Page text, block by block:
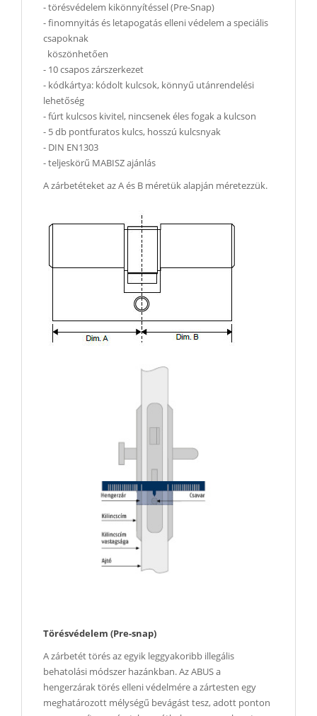
- törésvédelem kikönnyítéssel (Pre-Snap)
- finomnyitás és letapogatás elleni védelem a speciális
csapoknak
köszönhetően
- 10 csapos zárszerkezet
- kódkártya: kódolt kulcsok, könnyű utánrendelési
lehetőség
- fúrt kulcsos kivitel, nincsenek éles fogak a kulcson
- 5 db pontfuratos kulcs, hosszú kulcsnyak
- DIN EN1303
- teljeskörű MABISZ ajánlás
A zárbetéteket az A és B méretük alapján méretezzük.
Törésvédelem (Pre-snap)
A zárbetét törés az egyik leggyakoribb illegális
behatolási módszer hazánkban. Az ABUS a
hengerzárak törés elleni védelmére a zártesten egy
meghatározott mélységű bevágást tesz, adott ponton